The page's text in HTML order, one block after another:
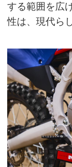
する範囲を広
性は、現代ら